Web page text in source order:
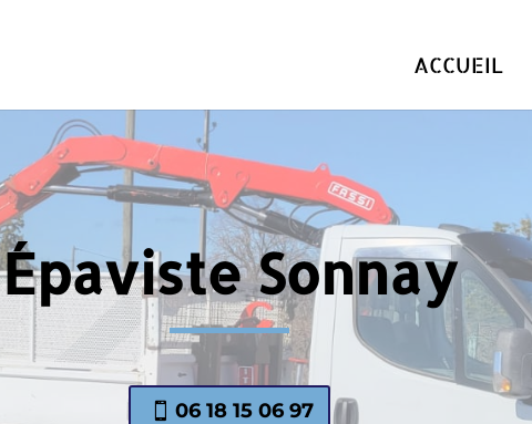
ACCUEIL
Épaviste Sonnay
06 18 15 06 97